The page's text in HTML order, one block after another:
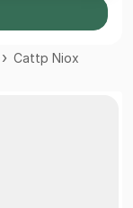
Cattp Niox